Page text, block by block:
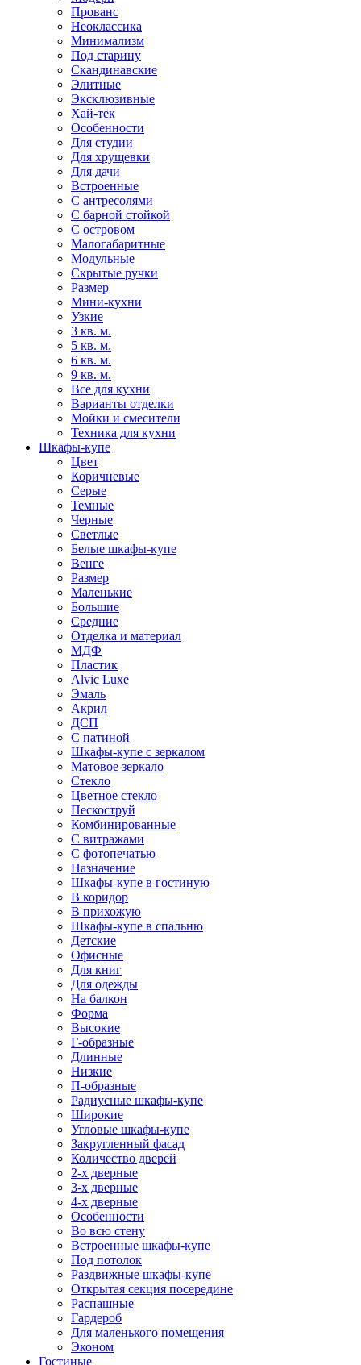
Прованс
Неоклассика
Минимализм
Под старину
Скандинавские
Элитные
Эксклюзивные
Хай-тек
Особенности
Для студии
Для хрущевки
Для дачи
Встроенные
С антресолями
С барной стойкой
С островом
Малогабаритные
Модульные
Скрытые ручки
Размер
Мини-кухни
Узкие
3 кв. м.
5 кв. м.
6 кв. м.
9 кв. м.
Все для кухни
Варианты отделки
Мойки и смесители
Техника для кухни
Шкафы-купе
Цвет
Коричневые
Серые
Темные
Черные
Светлые
Белые шкафы-купе
Венге
Размер
Маленькие
Большие
Средние
Отделка и материал
МДФ
Пластик
Alvic Luxe
Эмаль
Акрил
ДСП
С патиной
Шкафы-купе с зеркалом
Матовое зеркало
Стекло
Цветное стекло
Пескоструй
Комбинированные
С витражами
С фотопечатью
Назначение
Шкафы-купе в гостиную
В коридор
В прихожую
Шкафы-купе в спальню
Детские
Офисные
Для книг
Для одежды
На балкон
Форма
Высокие
Г-образные
Длинные
Низкие
П-образные
Радиусные шкафы-купе
Широкие
Угловые шкафы-купе
Закругленный фасад
Количество дверей
2-х дверные
3-х дверные
4-х дверные
Особенности
Во всю стену
Встроенные шкафы-купе
Под потолок
Раздвижные шкафы-купе
Открытая секция посередине
Распашные
Гардероб
Для маленького помещения
Эконом
Гостиные